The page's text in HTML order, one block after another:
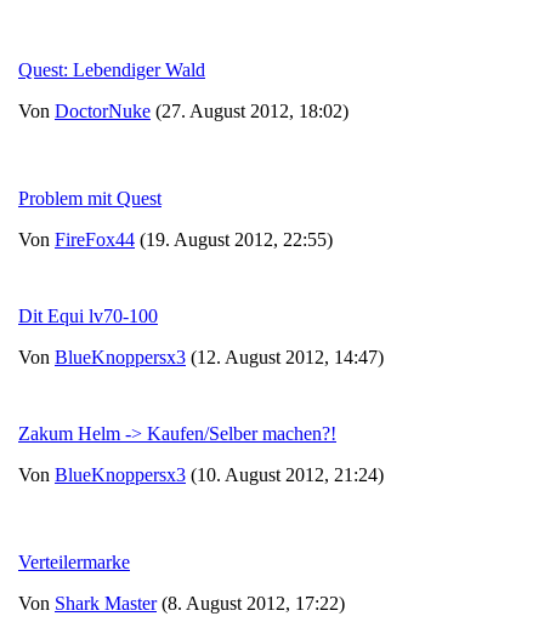
Quest: Lebendiger Wald
Von DoctorNuke (27. August 2012, 18:02)
Problem mit Quest
Von FireFox44 (19. August 2012, 22:55)
Dit Equi lv70-100
Von BlueKnoppersx3 (12. August 2012, 14:47)
Zakum Helm -> Kaufen/Selber machen?!
Von BlueKnoppersx3 (10. August 2012, 21:24)
Verteilermarke
Von Shark Master(8. August 2012, 17:22)